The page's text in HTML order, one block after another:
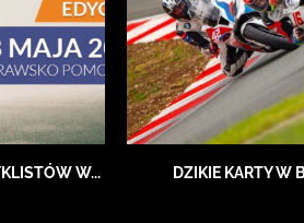
W... DZIKIE KARTY W